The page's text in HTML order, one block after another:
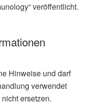
veröffentlicht.
Hinweise und darf
verwendet
ersetzen.